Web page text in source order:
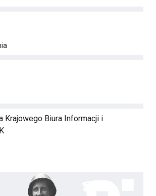
Krajowego Biura Informacji i